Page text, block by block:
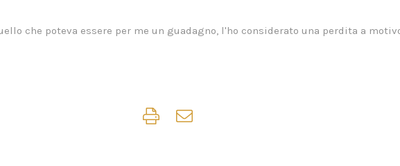
che poteva essere per me un guadagno, l'ho considerato una perdita a